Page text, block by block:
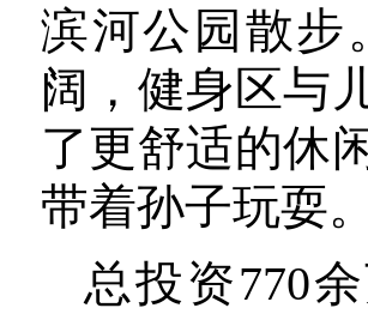
滨河公园散步
阔，健身区与
了更舒适的休
带着孙子玩耍
总投资770